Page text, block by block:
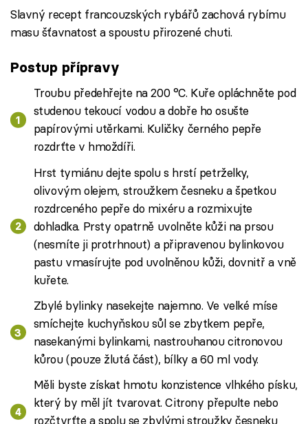
Slavný recept francouzských rybářů zachová rybímu
masu šťavnatost a spoustu přirozené chuti.
Postup přípravy
Troubu předehřejte na 200 °C. Kuře opláchněte pod
studenou tekoucí vodou a dobře ho osušte
papírovými utěrkami. Kuličky černého pepře
rozdrťte v hmoždíři.
Hrst tymiánu dejte spolu s hrstí petrželky,
olivovým olejem, stroužkem česneku a špetkou
rozdrceného pepře do mixéru a rozmixujte
dohladka. Prsty opatrně uvolněte kůži na prsou
(nesmíte ji protrhnout) a připravenou bylinkovou
pastu vmasírujte pod uvolněnou kůži, dovnitř a vně
kuřete.
Zbylé bylinky nasekejte najemno. Ve velké míse
smíchejte kuchyňskou sůl se zbytkem pepře,
nasekanými bylinkami, nastrouhanou citronovou
kůrou (pouze žlutá část), bílky a 60 ml vody.
Měli byste získat hmotu konzistence vlhkého písku,
který by měl jít tvarovat. Citrony přepulte nebo
rozčtvrťte a spolu se zbylými stroužky česneku